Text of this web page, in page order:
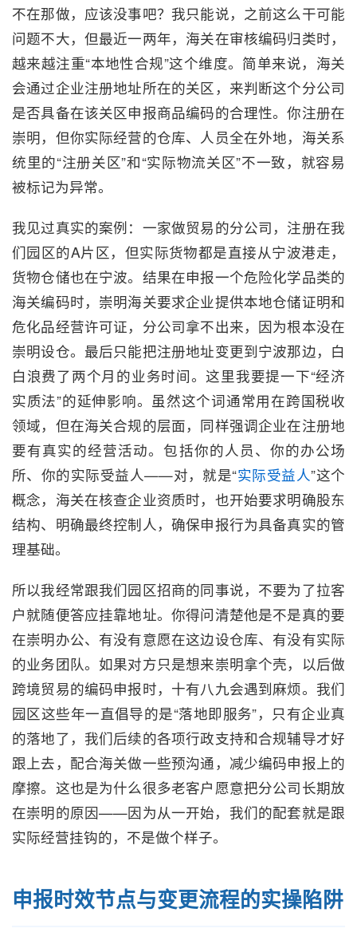
不在那做，应该没事吧？我只能说，之前这么干可能
问题不大，但最近一两年，海关在审核编码归类时，
越来越注重“本地性合规”这个维度。简单来说，海关
会通过企业注册地址所在的关区，来判断这个分公司
是否具备在该关区申报商品编码的合理性。你注册在
崇明，但你实际经营的仓库、人员全在外地，海关系
统里的“注册关区”和“实际物流关区”不一致，就容易
被标记为异常。
我见过真实的案例：一家做贸易的分公司，注册在我
们园区的A片区，但实际货物都是直接从宁波港走，
货物仓储也在宁波。结果在申报一个危险化学品类的
海关编码时，崇明海关要求企业提供本地仓储证明和
危化品经营许可证，分公司拿不出来，因为根本没在
崇明设仓。最后只能把注册地址变更到宁波那边，白
白浪费了两个月的业务时间。这里我要提一下“经济
实质法”的延伸影响。虽然这个词通常用在跨国税收
领域，但在海关合规的层面，同样强调企业在注册地
要有真实的经营活动。包括你的人员、你的办公场
所、你的实际受益人——对，就是“实际受益人”这个
概念，海关在核查企业资质时，也开始要求明确股东
结构、明确最终控制人，确保申报行为具备真实的管
理基础。
所以我经常跟我们园区招商的同事说，不要为了拉客
户就随便答应挂靠地址。你得问清楚他是不是真的要
在崇明办公、有没有意愿在这边设仓库、有没有实际
的业务团队。如果对方只是想来崇明拿个壳，以后做
跨境贸易的编码申报时，十有八九会遇到麻烦。我们
园区这些年一直倡导的是“落地即服务”，只有企业真
的落地了，我们后续的各项行政支持和合规辅导才好
跟上去，配合海关做一些预沟通，减少编码申报上的
摩擦。这也是为什么很多老客户愿意把分公司长期放
在崇明的原因——因为从一开始，我们的配套就是跟
实际经营挂钩的，不是做个样子。
申报时效节点与变更流程的实操陷阱